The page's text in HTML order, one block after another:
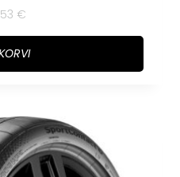
€